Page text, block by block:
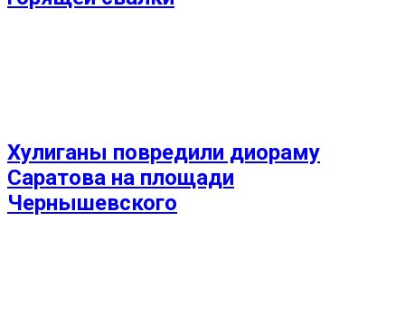
Хулиганы повредили диораму
Саратова на площади
Чернышевского